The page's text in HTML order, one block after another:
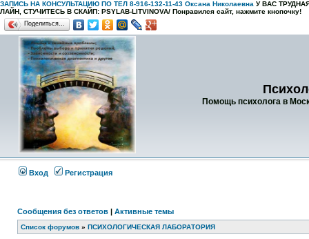
ЗАПИСЬ НА КОНСУЛЬТАЦИЮ ПО ТЕЛ 8-916-132-11-43 Оксана Николаевна У ВАС
ЛАЙН, СТУЧИТЕСЬ В СКАЙП: PSYLAB-LITVINOVA/ Понравился сайт, нажмите кнопочку!
Поделиться…
Помощь психолога в
Вход Регистрация
Сообщения без ответов | Активные темы
Список форумов » ПСИХОЛОГИЧЕСКАЯ ЛАБОРАТОРИЯ